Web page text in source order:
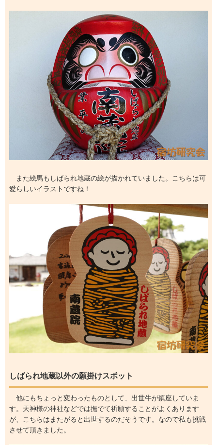
また絵馬もしばられ地蔵の絵が描かれていました。こちらは可
愛らしいイラストですね！
しばられ地蔵以外の願掛けスポット
他にもちょっと変わったものとして、出世牛が鎮座していま
す。天神様の神社などでは撫でて祈願することがよくあります
が、こちらはまたがると出世するのだそうです。なので私も挑戦
させて頂きました。